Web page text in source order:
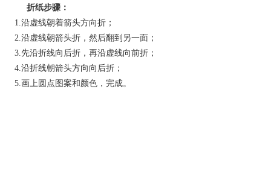
折纸步骤：
1.沿虚线朝着箭头方向折；
2.沿虚线朝箭头折，然后翻到另一面；
3.先沿折线向后折，再沿虚线向前折；
4.沿折线朝箭头方向向后折；
5.画上圆点图案和颜色，完成。